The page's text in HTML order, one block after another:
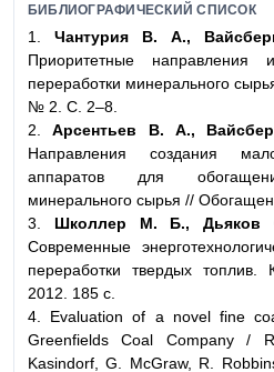
БИБЛИОГРАФИЧЕСКИЙ СПИСОК
1. Чантурия В. А., Вайс
Приоритетные направления
переработки минерального
№ 2. C. 2–8.
2.Арсентьев В. А.,
Направления создания
аппаратов для
минерального сырья //
3. Школлер М. Б.,
Современные
переработки твердых топлив.
2012. 185 c.
4. Evaluation of a novel fine
Greenfields Coal Company /
Kasindorf, G. McGraw, R.